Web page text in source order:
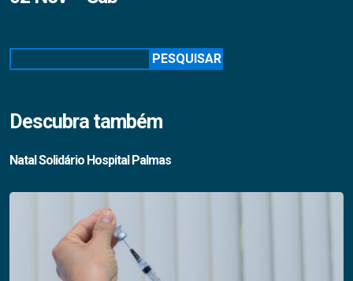
PESQUISAR
Descubra também
Natal Solidário Hospital Palmas